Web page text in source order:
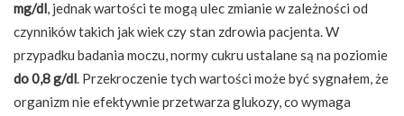
mg/dl, jednak wartości te mogą ulec zmianie w zależności od
czynników takich jak wiek czy stan zdrowia pacjenta. W
przypadku badania moczu, normy cukru ustalane są na poziomie
do 0,8 g/dl. Przekroczenie tych wartości może być sygnałem, że
organizm nie efektywnie przetwarza glukozy, co wymaga